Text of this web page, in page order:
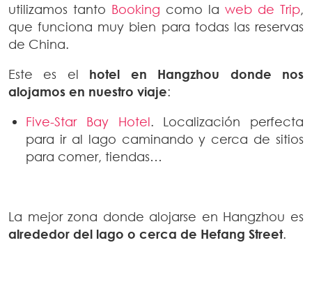
utilizamos tanto Booking como la web de Trip,
que funciona muy bien para todas las reservas
de China.
Este es el hotel en Hangzhou donde nos
alojamos en nuestro viaje:
Five-Star Bay Hotel. Localización perfecta
para ir al lago caminando y cerca de sitios
para comer, tiendas…
La mejor zona donde alojarse en Hangzhou es
alrededor del lago o cerca de Hefang Street.